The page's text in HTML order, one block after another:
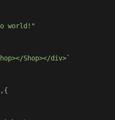
world!"
Shop></div>`
,{